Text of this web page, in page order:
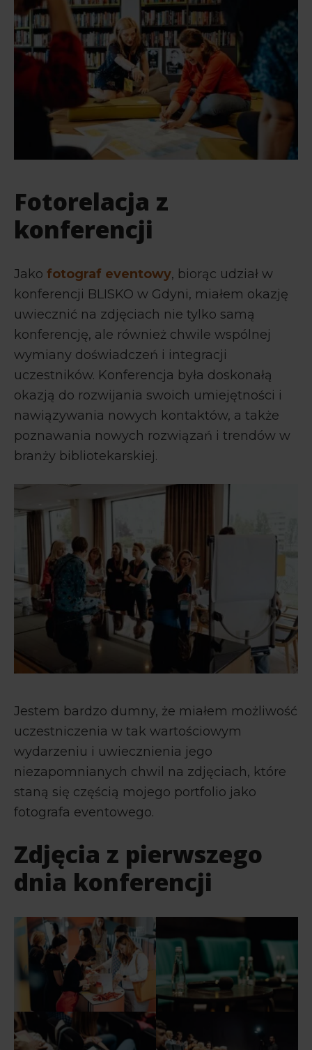
Fotorelacja z
konferencji
Jako fotograf eventowy, biorąc udział w
konferencji BLISKO w Gdyni, miałem okazję
uwiecznić na zdjęciach nie tylko samą
konferencję, ale również chwile wspólnej
wymiany doświadczeń i integracji
uczestników. Konferencja była doskonałą
okazją do rozwijania swoich umiejętności i
nawiązywania nowych kontaktów, a także
poznawania nowych rozwiązań i trendów w
branży bibliotekarskiej.
Jestem bardzo dumny, że miałem możliwość
uczestniczenia w tak wartościowym
wydarzeniu i uwiecznienia jego
niezapomnianych chwil na zdjęciach, które
staną się częścią mojego portfolio jako
fotografa eventowego.
Zdjęcia z pierwszego
dnia konferencji